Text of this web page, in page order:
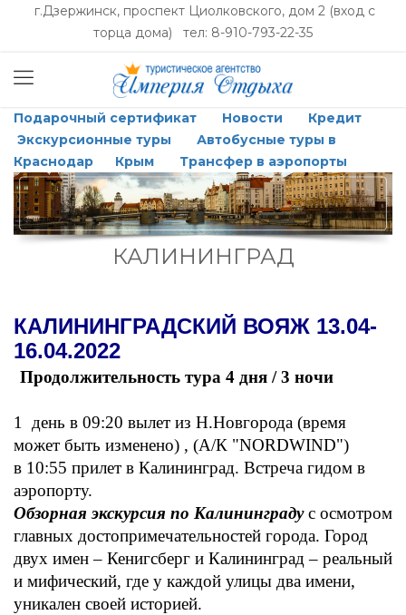
г.Дзержинск, проспект Циолковского, дом 2 (вход с
торца дома) тел: 8-910-793-22-35
Подарочный сертификат Новости
Кредит
Экскурсионные туры
Автобусные туры в
Краснодар
Крым Трансфер в аэропорты
КАЛИНИНГРАД
КАЛИНИНГРАДСКИЙ ВОЯЖ 13.04-
16.04.2022
Продолжительность тура 4 дня / 3 ночи
1 день в 09:20 вылет из Н.Новгорода (время
может быть изменено) , (А/К "NORDWIND")
в 10:55 прилет в Калининград. Встреча гидом в
аэропорту.
Обзорная экскурсия по Калининградус осмотром
главных достопримечательностей города. Город
двух имен – Кенигсберг и Калининград – реальный
и мифический, где у каждой улицы два имени,
уникален своей историей.